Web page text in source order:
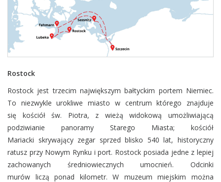
Rostock
Rostock jest trzecim największym bałtyckim portem Niemiec.
To niezwykle urokliwe miasto w centrum którego znajduje
się kościół św. Piotra, z wieżą widokową umożliwiającą
podziwianie panoramy Starego Miasta; kościół
Mariacki skrywający zegar sprzed blisko 540 lat, historyczny
ratusz przy Nowym Rynku i port. Rostock posiada jedne z lepiej
zachowanych średniowiecznych umocnień. Odcinki
murów liczą ponad kilometr. W muzeum miejskim można